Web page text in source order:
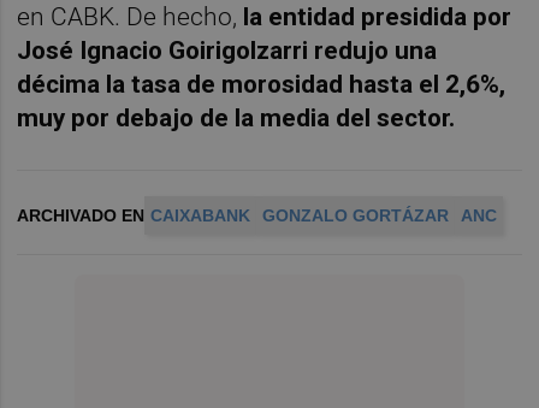
en CABK. De hecho, la entidad presidida por
José Ignacio Goirigolzarri redujo una
décima la tasa de morosidad hasta el 2,6%,
muy por debajo de la media del sector.
ARCHIVADO EN CAIXABANK GONZALO GORTÁZAR ANC